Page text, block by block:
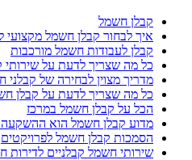
קבלן חשמל
איך לבחור קבלן חשמל מקצועי
קבלן לעבודות חשמל מורכבות
כל מה שצריך לדעת על שירותי
מדריך מצוין לבחירה של קבלני
כל מה שצריך לדעת על קבלן
הכל על קבלן חשמל במרכז
מדוע קבלן חשמל הוא ההשקעה
הסמכות קבלן חשמל לפרויקטים
שירותי חשמל קבלניים לדירות